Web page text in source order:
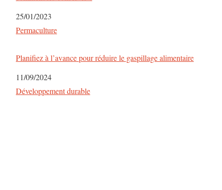
Date
25/01/2023
Par rapport à
Permaculture
Planifiez à l’avance pour réduire le gaspillage alimentaire
Date
11/09/2024
Par rapport à
Développement durable